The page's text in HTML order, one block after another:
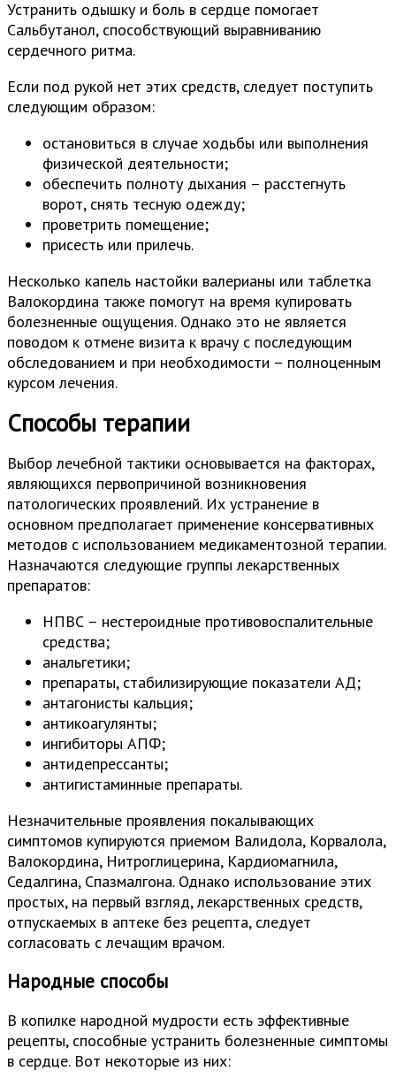
Устранить одышку и боль в сердце помогает
Сальбутанол, способствующий выравниванию
сердечного ритма.
Если под рукой нет этих средств, следует поступить
следующим образом:
остановиться в случае ходьбы или выполнения
физической деятельности;
обеспечить полноту дыхания – расстегнуть
ворот, снять тесную одежду;
проветрить помещение;
присесть или прилечь.
Несколько капель настойки валерианы или таблетка
Валокордина также помогут на время купировать
болезненные ощущения. Однако это не является
поводом к отмене визита к врачу с последующим
обследованием и при необходимости – полноценным
курсом лечения.
Способы терапии
Выбор лечебной тактики основывается на факторах,
являющихся первопричиной возникновения
патологических проявлений. Их устранение в
основном предполагает применение консервативных
методов с использованием медикаментозной терапии.
Назначаются следующие группы лекарственных
препаратов:
НПВС – нестероидные противовоспалительные
средства;
анальгетики;
препараты, стабилизирующие показатели АД;
антагонисты кальция;
антикоагулянты;
ингибиторы АПФ;
антидепрессанты;
антигистаминные препараты.
Незначительные проявления покалывающих
симптомов купируются приемом Валидола, Корвалола,
Валокордина, Нитроглицерина, Кардиомагнила,
Седалгина, Спазмалгона. Однако использование этих
простых, на первый взгляд, лекарственных средств,
отпускаемых в аптеке без рецепта, следует
согласовать с лечащим врачом.
Народные способы
В копилке народной мудрости есть эффективные
рецепты, способные устранить болезненные симптомы
в сердце. Вот некоторые из них: